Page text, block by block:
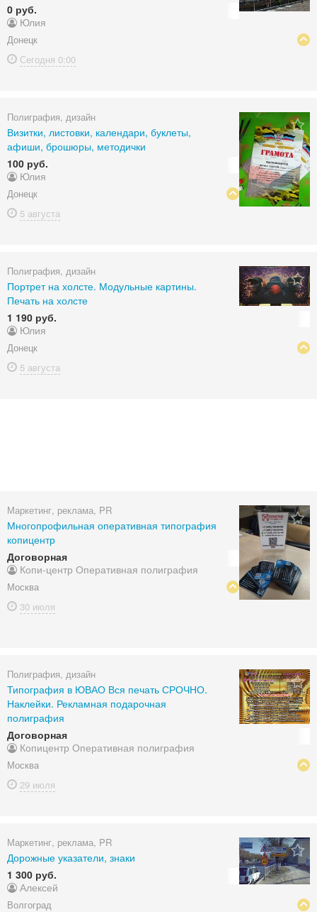
0 руб.
Юлия
Донецк
Сегодня 0:00
Полиграфия, дизайн
Визитки, листовки, календари, буклеты,
афиши, брошюры, методички
100 руб.
Юлия
Донецк
5 августа
Полиграфия, дизайн
Портрет на холсте. Модульные картины.
Печать на холсте
1 190 руб.
Юлия
Донецк
5 августа
Маркетинг, реклама, PR
Многопрофильная оперативная типография
копицентр
Договорная
Копи-центр Оперативная полиграфия
Москва
30 июля
Полиграфия, дизайн
Типография в ЮВАО Вся печать СРОЧНО.
Наклейки. Рекламная подарочная
полиграфия
Договорная
Копицентр Оперативная полиграфия
Москва
29 июля
Маркетинг, реклама, PR
Дорожные указатели, знаки
1 300 руб.
Алексей
Волгоград